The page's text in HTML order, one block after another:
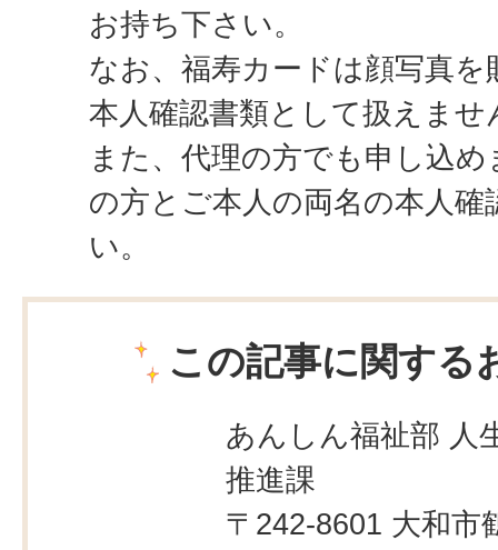
お持ち下さい。
なお、福寿カードは顔写真
本人確認書類として扱えませ
また、代理の方でも申し込
の方とご本人の両名の本人
い。
この記事に関する
あんしん福祉部 人
推進課
〒242-8601 大和市